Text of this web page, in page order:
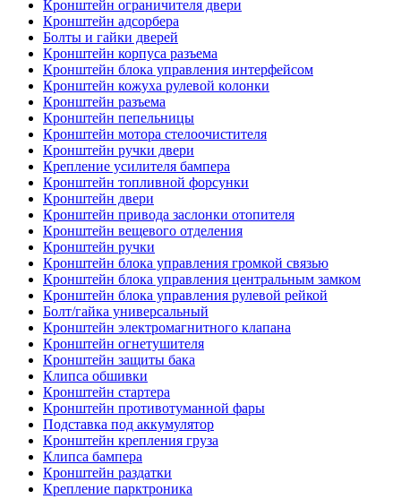
Кронштейн ограничителя двери
Кронштейн адсорбера
Болты и гайки дверей
Кронштейн корпуса разъема
Кронштейн блока управления интерфейсом
Кронштейн кожуха рулевой колонки
Кронштейн разъема
Кронштейн пепельницы
Кронштейн мотора стелоочистителя
Кронштейн ручки двери
Крепление усилителя бампера
Кронштейн топливной форсунки
Кронштейн двери
Кронштейн привода заслонки отопителя
Кронштейн вещевого отделения
Кронштейн ручки
Кронштейн блока управления громкой связью
Кронштейн блока управления центральным замком
Кронштейн блока управления рулевой рейкой
Болт/гайка универсальный
Кронштейн электромагнитного клапана
Кронштейн огнетушителя
Кронштейн защиты бака
Клипса обшивки
Кронштейн стартера
Кронштейн противотуманной фары
Подставка под аккумулятор
Кронштейн крепления груза
Клипса бампера
Кронштейн раздатки
Крепление парктроника